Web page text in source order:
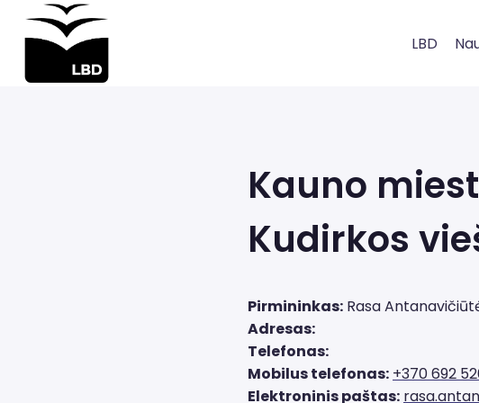
pereiti
turinio
LBD
Kauno
Kudirkos
Pirmininkas: Rasa
Adresas:
Telefonas:
Mobilus telefonas: +370 692
Elektroninis paštas: